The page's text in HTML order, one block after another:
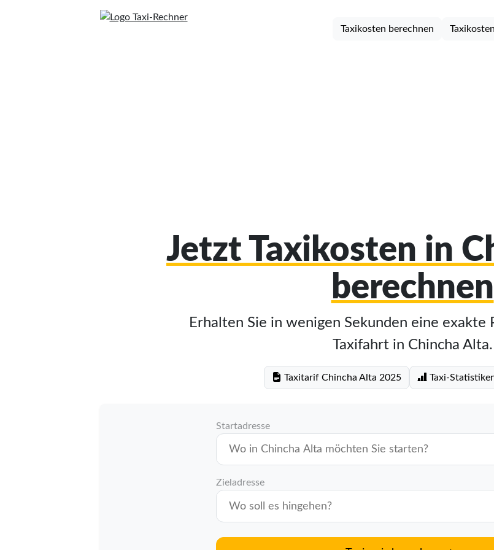
Taxikosten berechnen
Jetzt Taxikosten in
berechnen
Erhalten Sie in wenigen Sekunden eine exakte
Taxifahrt in Chincha Alta.
Taxitarif Chincha Alta 2025 Taxi-
Startadresse
Zieladresse